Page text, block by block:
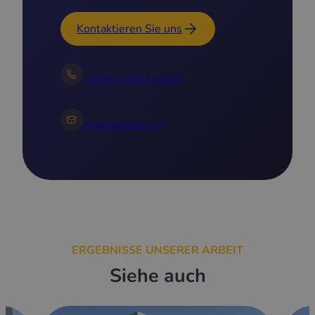
Kontaktieren Sie uns
+49 69 2991782074
info@zptrailers.pl
ERGEBNISSE UNSERER ARBEIT
Siehe auch